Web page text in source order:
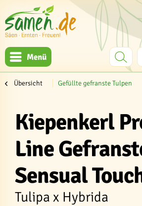
Menü
Übersicht Gefüllte gefranste Tulpen
Kiepenkerl
Line
Sensual
Tulipa x Hybrida